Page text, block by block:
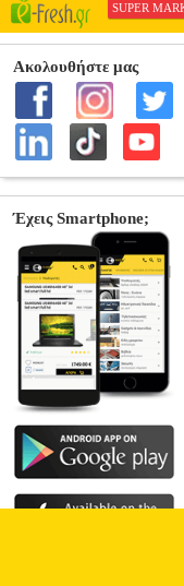
SUPER